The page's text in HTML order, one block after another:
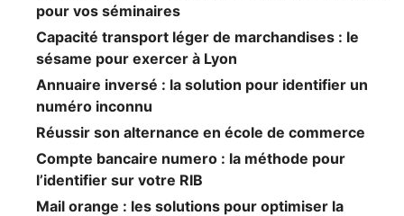
pour vos séminaires
Capacité transport léger de marchandises : le
sésame pour exercer à Lyon
Annuaire inversé : la solution pour identifier un
numéro inconnu
Réussir son alternance en école de commerce
Compte bancaire numero : la méthode pour
l’identifier sur votre RIB
Mail orange : les solutions pour optimiser la